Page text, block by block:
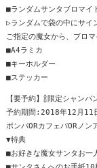
■ランダムサンタブロマイ
▷ランダムで袋の中にサイ
ご指定の魔女から、ブロ
■A4ラミカ
■キーホルダー
■ステッカー
【要予約】🍾限定シャンパ
予約期間:2018年12月
ポンパORカフェパORノン
▼特典
■お好きな魔女サンタお一